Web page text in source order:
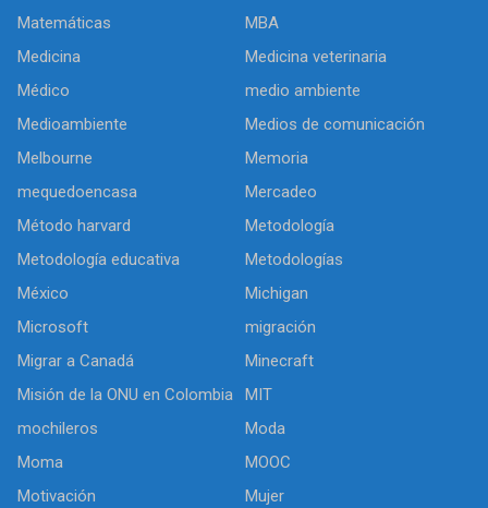
Matemáticas
MBA
Medicina
Medicina veterinaria
Médico
medio ambiente
Medioambiente
Medios de comunicación
Melbourne
Memoria
mequedoencasa
Mercadeo
Método harvard
Metodología
Metodología educativa
Metodologías
México
Michigan
Microsoft
migración
Migrar a Canadá
Minecraft
Misión de la ONU en Colombia
MIT
mochileros
Moda
Moma
MOOC
Motivación
Mujer